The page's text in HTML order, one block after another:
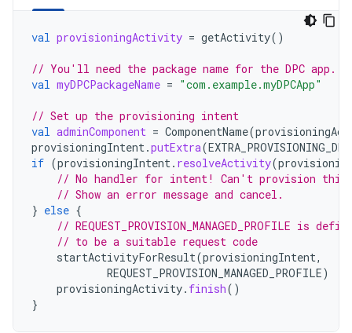
val provisioningActivity = getActivity()
// You'll need the package name for the DPC app.
val myDPCPackageName = "com.example.myDPCApp"
// Set up the provisioning intent
val adminComponent = ComponentName(
provisioningIntent.putExtra(
if (provisioningIntent. resolveActivity(
// No handler for intent! Can't provision this
// Show an error message and cancel.
} else {
// REQUEST_PROVISION_MANAGED_PROFILE is
// to be a suitable request code
startActivityForResult(provisioningIntent,
REQUEST_PROVISION_MANAGED_PROFILE)
provisioningActivity. finish()
}